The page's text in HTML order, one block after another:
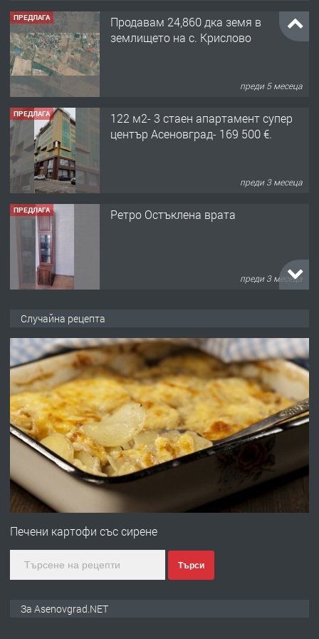
ПРЕДЛАГА
122 м2- 3 стаен апартамент супер
център Асеновград- 169 500 €.
преди 3 месеца
ПРЕДЛАГА Ретро Остъклена врата
преди 3 месеца
ПРЕДЛАГА
🌟HYUNDAI i10 - 2024 | Само 55 лв./
преди 10 месеца
преди 1 година
ПРЕДЛАГА
Професионална зеленчукорезачка
за заведения и дома
преди 1 година
ПРЕДЛАГА Дава под наем Асеновград
Случайна рецепта
Печени картофи със сирене
Търси
За Asenovgrad.NET